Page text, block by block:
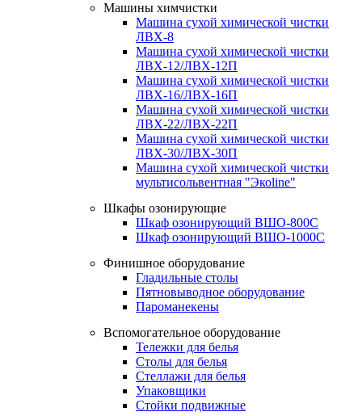
Машины химчистки
Машина сухой химической чистки
ЛВХ-8
Машина сухой химической чистки
ЛВХ-12/ЛВХ-12П
Машина сухой химической чистки
ЛВХ-16/ЛВХ-16П
Машина сухой химической чистки
ЛВХ-22/ЛВХ-22П
Машина сухой химической чистки
ЛВХ-30/ЛВХ-30П
Машина сухой химической чистки
мультисольвентная "Экоline"
Шкафы озонирующие
Шкаф озонирующий ВШО-800С
Шкаф озонирующий ВШО-1000С
Финишное оборудование
Гладильные столы
Пятновыводное оборудование
Пароманекены
Вспомогательное оборудование
Тележки для белья
Столы для белья
Стеллажи для белья
Упаковщики
Стойки подвижные